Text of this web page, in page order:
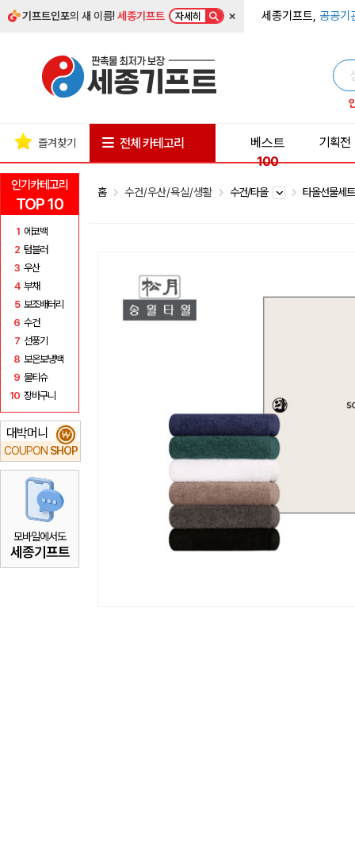
기프트인포의 새 이름!세종기프트 자세히 × 세종기프트, 공공기
인기카테고리
TOP 10
1 에코백
2 텀블러
3 우산
4 부채
5 보조배터리
6 수건
7 선풍기
8 보온보냉백
9 물티슈
10 장바구니
대박머니
COUPON SHOP
₩
모바일에서도
세종기프트
즐겨찾기 전체 카테고리
베스트
100
기획전
홈 수건/우산/욕실/생활 수건/타올 타올선물세